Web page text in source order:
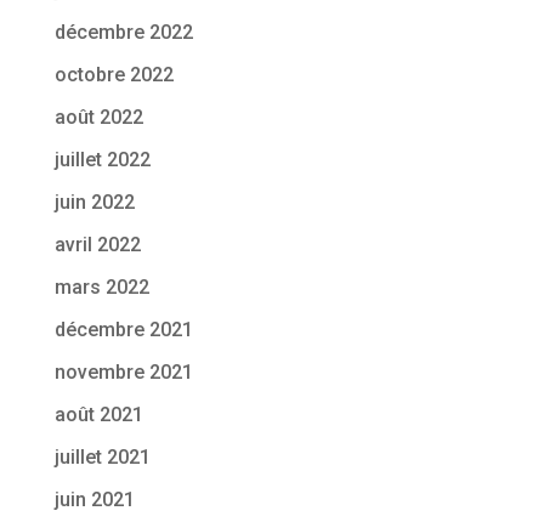
décembre 2022
octobre 2022
août 2022
juillet 2022
juin 2022
avril 2022
mars 2022
décembre 2021
novembre 2021
août 2021
juillet 2021
juin 2021